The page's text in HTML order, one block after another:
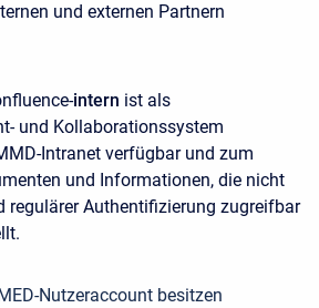
und externen Partnern
intern ist als
und Kollaborationssystem
Intranet verfügbar und zum
und Informationen, die nicht
regulärer Authentifizierung zugreifbar
Nutzeraccount besitzen